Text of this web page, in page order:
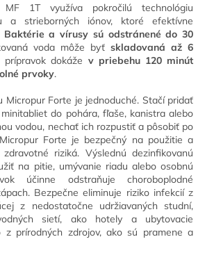
1T využíva pokročilú technológiu
a strieborných iónov, ktoré efektívne
Baktérie a vírusy sú odstránené do 30
voda môže byť skladovaná až 6
prípravok dokáže v priebehu 120 minút
prvoky.
Micropur Forte je jednoduché. Stačí pridať
do pohára, fľaše, kanistra alebo
vodou, nechať ich rozpustiť a pôsobiť po
Forte je bezpečný na použitie a
riziká. Výslednú dezinfikovanú
na pitie, umývanie riadu alebo osobnú
účinne odstraňuje choroboplodné
Bezpečne eliminuje riziko infekcií z
z nedostatočne udržiavaných studní,
sietí, ako hotely a ubytovacie
z prírodných zdrojov, ako sú pramene a